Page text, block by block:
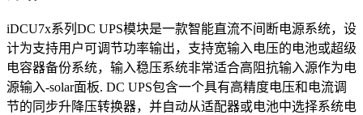
iDCU7x系列DC UPS模块是一款智能直流不间断电源系统，设
计为支持用户可调节功率输出，支持宽输入电压的电池或超级
电容器备份系统，输入稳压系统非常适合高阻抗输入源作为电
源输入-solar面板. DC UPS包含一个具有高精度电压和电流调
节的同步升降压转换器，并自动从适配器或电池中选择系统电